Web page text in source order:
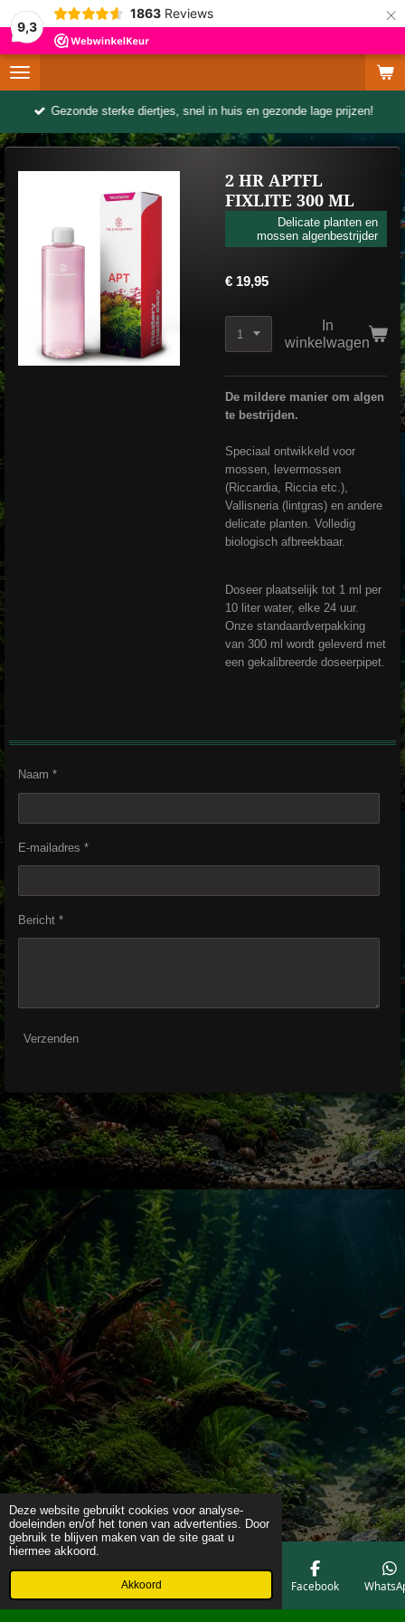
Deze website gebruikt cookies voor analyse-
doeleinden en/of het tonen van advertenties. Door
gebruik te blijven maken van de site gaat u
hiermee akkoord.
Akkoord
9,3
1863 Reviews ×
Gezonde sterke diertjes, snel in huis en gezonde lage prijzen!
2 HR APTFL
FIXLITE 300 ML
Delicate planten en
mossen algenbestrijder
€ 19,95
In
winkelwagen
De mildere manier om algen
te bestrijden.
Speciaal ontwikkeld voor
mossen, levermossen
(Riccardia, Riccia etc.),
Vallisneria (lintgras) en andere
delicate planten. Volledig
biologisch afbreekbaar.
Doseer plaatselijk tot 1 ml per
10 liter water, elke 24 uur.
Onze standaardverpakking
van 300 ml wordt geleverd met
een gekalibreerde doseerpipet.
Naam *
E-mailadres *
Bericht *
Verzenden
Telefoonnummer Facebook